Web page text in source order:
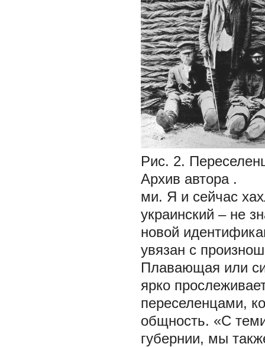
Рис. 2.
Архив автора .
ми. Я и сейчас
украинский – не
новой
увязан с
Плавающая или
ярко
переселенцами,
общность. «С
губернии, мы